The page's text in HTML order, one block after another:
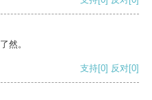
然。
支持[0] 反对[0]